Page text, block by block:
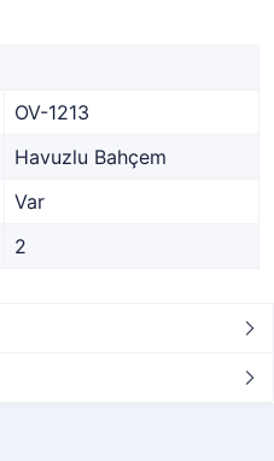
OV-1213
Havuzlu Bahçem
Var
2